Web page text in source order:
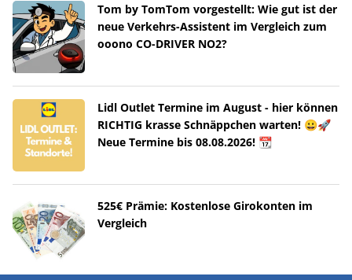
Tom by TomTom vorgestellt: Wie gut ist der
neue Verkehrs-Assistent im Vergleich zum
ooono CO-DRIVER NO2?
Lidl Outlet Termine im August - hier können
RICHTIG krasse Schnäppchen warten! 😀🚀
Neue Termine bis 08.08.2026! 📆
525€ Prämie: Kostenlose Girokonten im
Vergleich